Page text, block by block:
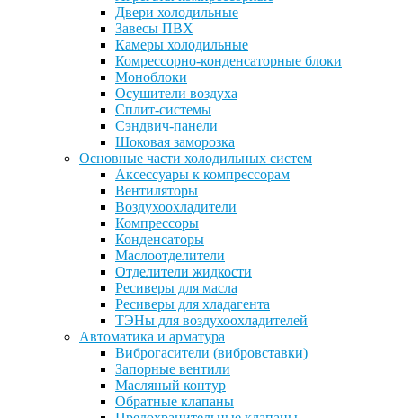
Двери холодильные
Завесы ПВХ
Камеры холодильные
Комрессорно-конденсаторные блоки
Моноблоки
Осушители воздуха
Сплит-системы
Сэндвич-панели
Шоковая заморозка
Основные части холодильных систем
Аксессуары к компрессорам
Вентиляторы
Воздухоохладители
Компрессоры
Конденсаторы
Маслоотделители
Отделители жидкости
Ресиверы для масла
Ресиверы для хладагента
ТЭНы для воздухоохладителей
Автоматика и арматура
Виброгасители (вибровставки)
Запорные вентили
Масляный контур
Обратные клапаны